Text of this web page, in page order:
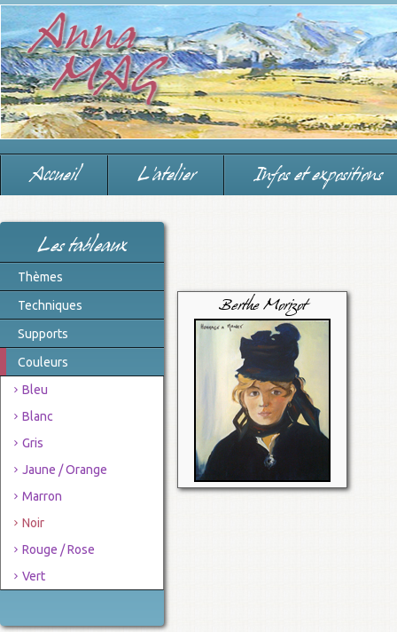
Accueil L'atelier Infos et expositions
Les tableaux
Thèmes
Techniques
Supports
Couleurs
Bleu
Blanc
Gris
Jaune / Orange
Marron
Noir
Rouge / Rose
Vert
Berthe Morizot